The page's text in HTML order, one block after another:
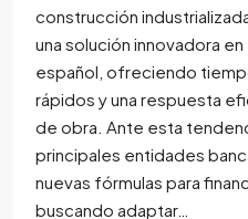
construcción
una solución innovadora
español, ofreciendo
rápidos y una respuesta
de obra. Ante esta
principales entidades
nuevas fórmulas para
buscando adaptar…